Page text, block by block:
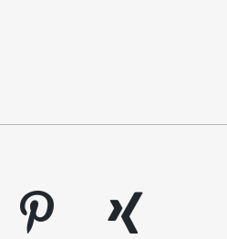
pinterest
xing